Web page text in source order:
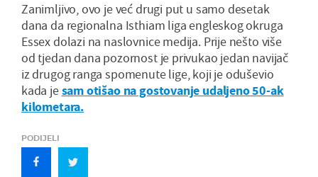
Zanimljivo, ovo je već drugi put u samo desetak
dana da regionalna Isthiam liga engleskog okruga
Essex dolazi na naslovnice medija. Prije nešto više
od tjedan dana pozornost je privukao jedan navijač
iz drugog ranga spomenute lige, koji je oduševio
kada jesam otišao na gostovanje udaljeno 50-ak
kilometara.
PODIJELI